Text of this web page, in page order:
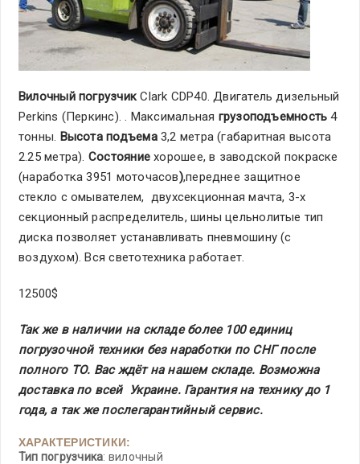
Вилочный погрузчикClark CDP40. Двигатель дизельный
Perkins (Перкинс). . Максимальная грузоподъемность 4
тонны. Высота подъема3,2 метра (габаритная высота
2.25 метра). Состояниехорошее, в заводской покраске
(наработка 3951 моточасов),переднее защитное
стекло с омывателем, двухсекционная мачта, 3-х
секционный распределитель, шины цельнолитые тип
диска позволяет устанавливать пневмошину (с
воздухом). Вся светотехника работает.
12500$
Так же в наличии на складе более 100 единиц
погрузочной техники без наработки по СНГ после
полного ТО. Вас ждёт на нашем складе. Возможна
доставка по всей Украине. Гарантия на технику до 1
года, а так же послегарантийный сервис.
ХАРАКТЕРИСТИКИ:
Тип погрузчика: вилочный